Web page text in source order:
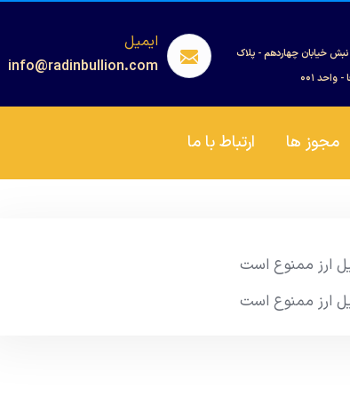
خیابان چهاردهم - پلاک
ایمیل
info@radinbullion.com
مجوز ها ارتباط با ما
ارز ممنوع است
ارز ممنوع است